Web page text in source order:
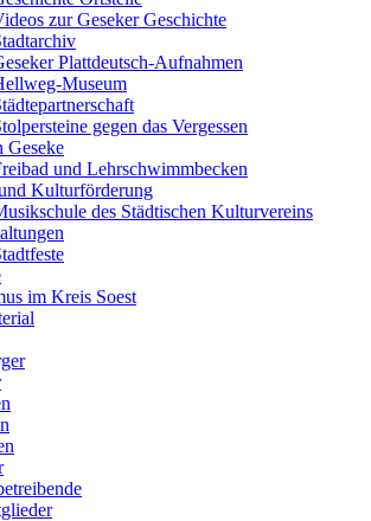
zur Geseker Geschichte
Plattdeutsch-Aufnahmen
Museum
gegen das Vergessen
Geseke
und Lehrschwimmbecken
Kulturförderung
des Städtischen Kulturvereins
im Kreis Soest